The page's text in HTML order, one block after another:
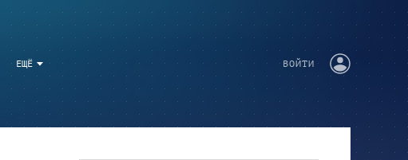
ЕЩЁ ВОЙТИ